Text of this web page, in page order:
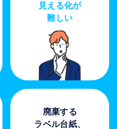
見える化が
難しい
廃棄する
ラベル台紙、